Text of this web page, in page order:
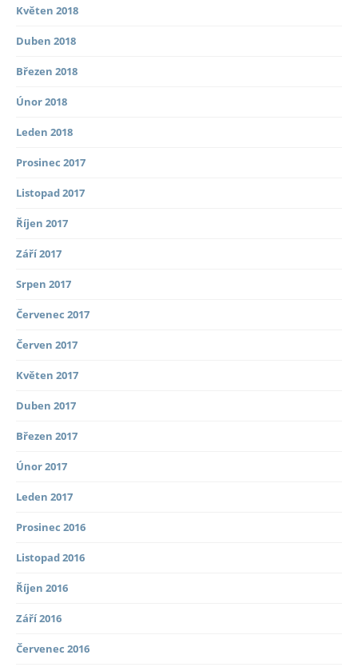
Květen 2018
Duben 2018
Březen 2018
Únor 2018
Leden 2018
Prosinec 2017
Listopad 2017
Říjen 2017
Září 2017
Srpen 2017
Červenec 2017
Červen 2017
Květen 2017
Duben 2017
Březen 2017
Únor 2017
Leden 2017
Prosinec 2016
Listopad 2016
Říjen 2016
Září 2016
Červenec 2016